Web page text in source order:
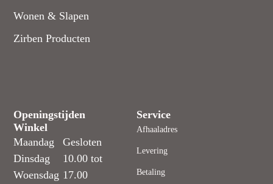
Wonen & Slapen
Zirben Producten
Openingstijden
Winkel
Maandag
Dinsdag
Woensdag
Gesloten
10.00 tot
17.00
Service
Afhaaladres
Levering
Betaling